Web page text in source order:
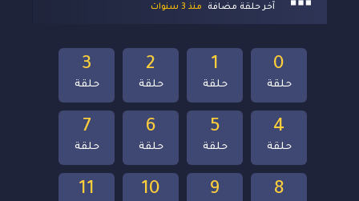
آخر حلقة مضافة منذ 3 سنوات
11 10 9 8
7
حلقة
6
حلقة
5
حلقة
4
حلقة
3
حلقة
2
حلقة
1
حلقة
0
حلقة